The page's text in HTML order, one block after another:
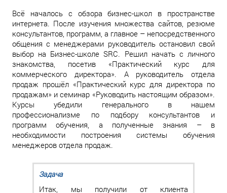
Всё началось с обзора бизнес-школ в пространстве
интернета. После изучения множества сайтов, резюме
консультантов, программ, а главное – непосредственного
общения с менеджерами руководитель остановил свой
выбор на Бизнес-школе SRC. Решил начать с личного
знакомства, посетив «Практический курс для
коммерческого директора». А руководитель отдела
продаж прошёл «Практический курс для директора по
продажам» и семинар «Руководить настоящим образом».
Курсы убедили генерального в нашем
профессионализме по подбору консультантов и
программ обучения, а полученные знания – в
необходимости построения системы обучения
менеджеров отдела продаж.
Задача
Итак, мы получили от клиента